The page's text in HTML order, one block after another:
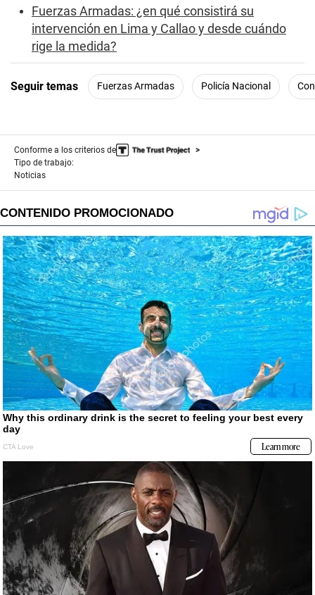
Fuerzas Armadas: ¿en qué consistirá su
intervención en Lima y Callao y desde cuándo
rige la medida?
Seguir temas Fuerzas Armadas Policía Nacional
Conforme a los criterios de
Tipo de trabajo:
Noticias